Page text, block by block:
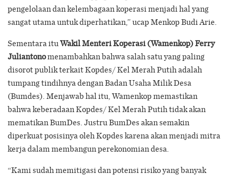
pengelolaan dan kelembagaan koperasi menjadi hal yang
sangat utama untuk diperhatikan,” ucap Menkop Budi Arie.
Sementara ituWakil Menteri Koperasi (Wamenkop) Ferry
Juliantonomenambahkan bahwa salah satu yang paling
disorot publik terkait Kopdes/ Kel Merah Putih adalah
tumpang tindihnya dengan Badan Usaha Milik Desa
(Bumdes). Menjawab hal itu, Wamenkop memastikan
bahwa keberadaan Kopdes/ Kel Merah Putih tidak akan
mematikan BumDes. Justru BumDes akan semakin
diperkuat posisinya oleh Kopdes karena akan menjadi mitra
kerja dalam membangun perekonomian desa.
“Kami sudah memitigasi dan potensi risiko yang banyak